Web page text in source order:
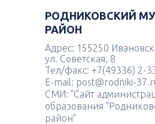
РОДНИКОВСКИЙ
РАЙОН
Адрес: 155250
ул. Советская, 8
Тел/факс: +7(49336) 2-
E-mail: post@rodniki-
СМИ: "Сайт
образования
район"